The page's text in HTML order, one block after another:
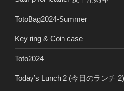
TotoBag2024-Summer
Key ring & Coin case
Toto2024
Today’s Lunch 2 (今日のランチ 2)